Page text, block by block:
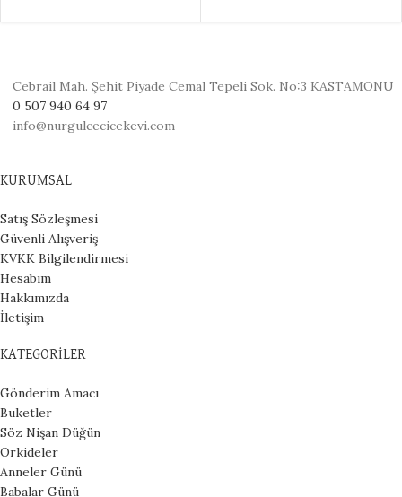
Cebrail Mah. Şehit Piyade Cemal Tepeli Sok. No:3 KASTAMONU
0 507 940 64 97
info@nurgulcecicekevi.com
KURUMSAL
Satış Sözleşmesi
Güvenli Alışveriş
KVKK Bilgilendirmesi
Hesabım
Hakkımızda
İletişim
KATEGORİLER
Gönderim Amacı
Buketler
Söz Nişan Düğün
Orkideler
Anneler Günü
Babalar Günü